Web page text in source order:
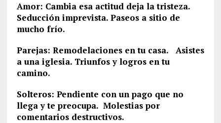
Amor: Cambia esa actitud deja la tristeza.
Seducción imprevista. Paseos a sitio de
mucho frío.
Parejas: Remodelaciones en tu casa. Asistes
a una iglesia. Triunfos y logros en tu
camino.
Solteros: Pendiente con un pago que no
llega y te preocupa. Molestias por
comentarios destructivos.